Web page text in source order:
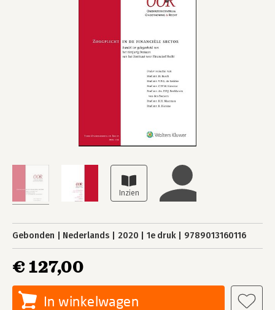
Gebonden Nederlands 2020 1e druk 9789013160116
€ 127,00
In winkelwagen